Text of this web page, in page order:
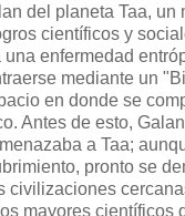
del planeta Taa, un
científicos y
enfermedad
mediante un
en donde se
Antes de esto,
a Taa;
pronto se
civilizaciones
mayores científicos